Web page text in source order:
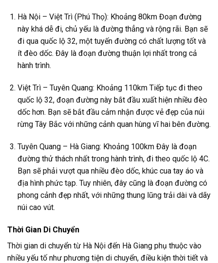
Hà Nội – Việt Trì (Phú Thọ): Khoảng 80km Đoạn đường
này khá dễ đi, chủ yếu là đường thẳng và rộng rãi. Bạn sẽ
đi qua quốc lộ 32, một tuyến đường có chất lượng tốt và
ít đèo dốc. Đây là đoạn đường thuận lợi nhất trong cả
hành trình.
Việt Trì – Tuyên Quang: Khoảng 110km Tiếp tục đi theo
quốc lộ 32, đoạn đường này bắt đầu xuất hiện nhiều đèo
dốc hơn. Bạn sẽ bắt đầu cảm nhận được vẻ đẹp của núi
rừng Tây Bắc với những cảnh quan hùng vĩ hai bên đường.
Tuyên Quang – Hà Giang: Khoảng 100km Đây là đoạn
đường thử thách nhất trong hành trình, đi theo quốc lộ 4C.
Bạn sẽ phải vượt qua nhiều đèo dốc, khúc cua tay áo và
địa hình phức tạp. Tuy nhiên, đây cũng là đoạn đường có
phong cảnh đẹp nhất, với những thung lũng trải dài và dãy
núi cao vút.
Thời Gian Di Chuyển
Thời gian di chuyển từ Hà Nội đến Hà Giang phụ thuộc vào
nhiều yếu tố như phương tiện di chuyển, điều kiện thời tiết và